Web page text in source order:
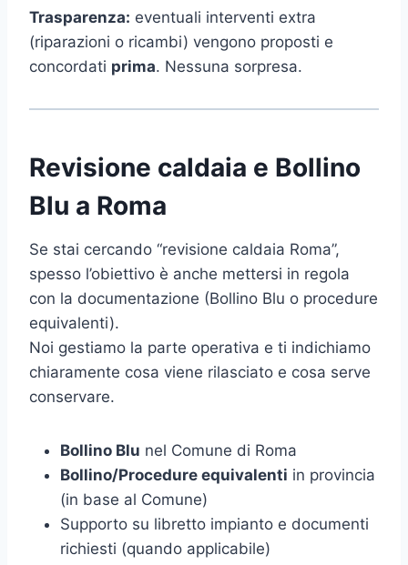
Trasparenza: eventuali interventi extra
(riparazioni o ricambi) vengono proposti e
concordati prima. Nessuna sorpresa.
Revisione caldaia e Bollino
Blu a Roma
Se stai cercando “revisione caldaia Roma”,
spesso l’obiettivo è anche mettersi in regola
con la documentazione (Bollino Blu o procedure
equivalenti).
Noi gestiamo la parte operativa e ti indichiamo
chiaramente cosa viene rilasciato e cosa serve
conservare.
Bollino Blu nel Comune di Roma
Bollino/Procedure equivalenti in provincia
(in base al Comune)
Supporto su libretto impianto e documenti
richiesti (quando applicabile)